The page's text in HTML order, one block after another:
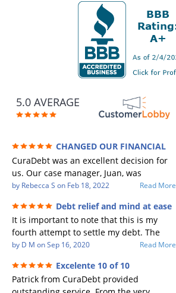
5.0 AVERAGE
CHANGED OUR FINANCIAL
FUTURE (credit 200 Points / 90 K in debt
GONE)
CuraDebt was an excellent decision for
us. Our case manager, Juan, was
incredible to work with. He and Julio
Every communication was quickly
responded to and all of our questions
were answered. We were able to clear
up in excess of 90 K in debt in a few
years with a manageable payment.
CuraDebt gave us the opportunity to
start over and do things the right way.
by Rebecca S on Feb 18, 2022 Read More
Debt relief and mind at ease
It is important to note that this is my
fourth attempt to settle my debt. The
first debt settlement company gave me
a debtor listing me as a charge off on my
credit report, even though they are paid
by D M onSep 16, 2020 Read More
Excelente 10 of 10
Patrick from CuraDebt provided